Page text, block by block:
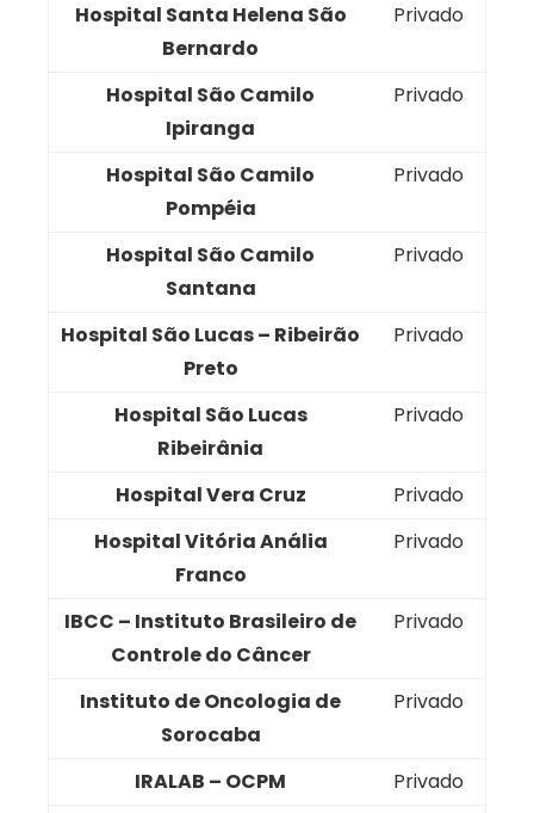
Hospital Santa Helena São
Bernardo
Privado
Hospital São Camilo
Ipiranga
Privado
Hospital São Camilo
Pompéia
Privado
Hospital São Camilo
Santana
Privado
Hospital São Lucas – Ribeirão
Preto
Privado
Hospital São Lucas
Ribeirânia
Privado
Hospital Vera Cruz
Privado
Hospital Vitória Anália
Franco
Privado
IBCC – Instituto Brasileiro de
Controle do Câncer
Privado
Instituto de Oncologia de
Sorocaba
Privado
IRALAB – OCPM
Privado